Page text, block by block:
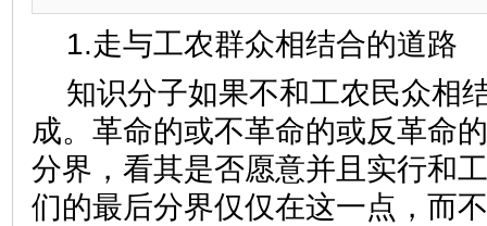
1.走与工农群众相结合的道路
知识分子如果不和工农民众相
成。革命的或不革命的或反革命
分界，看其是否愿意并且实行和
们的最后分界仅仅在这一点，而